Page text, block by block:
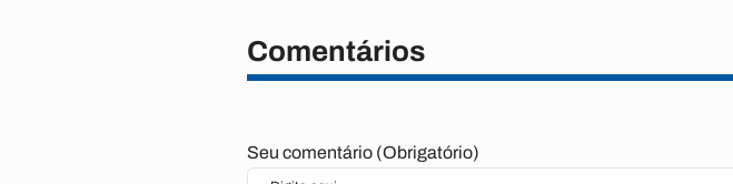
Comentários
Seu comentário (Obrigatório)